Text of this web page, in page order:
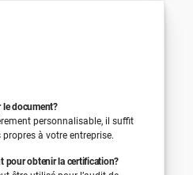
le document?
personnalisable, il suffit
à votre entreprise.
pour obtenir la certification?